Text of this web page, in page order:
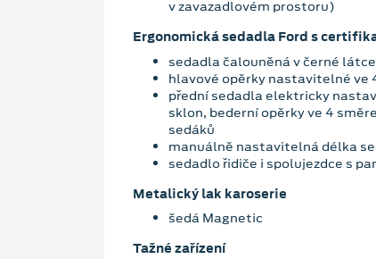
v zavazadlovém prostoru)
Ergonomická sedadla Ford s
sedadla čalouněná v černé
hlavové opěrky nastavitelné ve
přední sedadla elektricky
sklon, bederní opěrky ve 4
sedáků
manuálně nastavitelná délka
sedadlo řidiče i spolujezdce s
Metalický lak karoserie
šedá Magnetic
Tažné zařízení